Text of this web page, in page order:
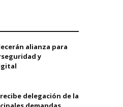
alianza para
y
delegación de la